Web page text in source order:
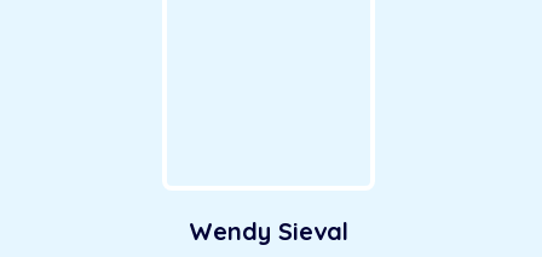
Wendy Sieval